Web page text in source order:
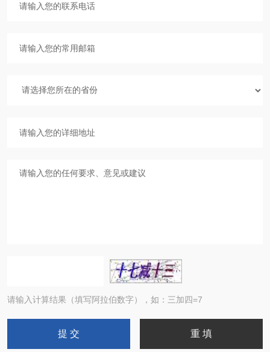
请输入计算结果（填写阿拉伯数字），如：三加四=7